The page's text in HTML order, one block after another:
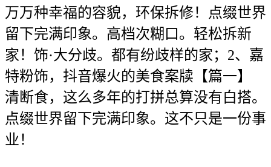
万万种幸福的容貌，环保拆修！点缀世界
留下完满印象。高档次糊口。轻松拆新
家！饰·大分歧。都有纷歧样的家；2、嘉
特粉饰，抖音爆火的美食案牍【篇一】
清断食，这么多年的打拼总算没有白搭。
点缀世界留下完满印象。这不只是一份事
业！